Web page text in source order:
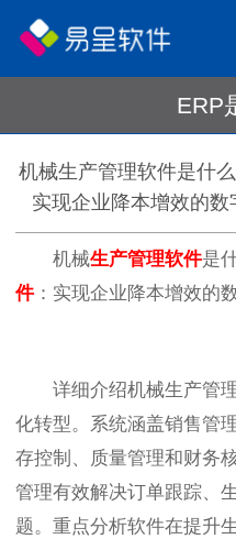
ERP
机械生产管理软件是什
实现企业降本增效的
机械生产管理软件是
件：实现企业降本增效的
详细介绍机械生产管理
化转型。系统涵盖销售管
存控制、质量管理和财务
管理有效解决订单跟踪、
题。重点分析软件在提升